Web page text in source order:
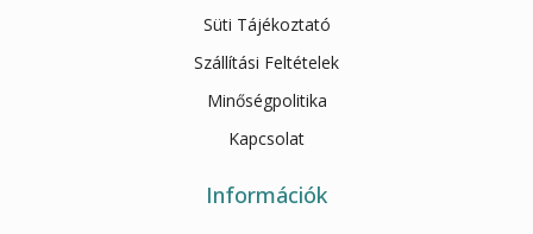
Süti Tájékoztató
Szállítási Feltételek
Minőségpolitika
Kapcsolat
Információk